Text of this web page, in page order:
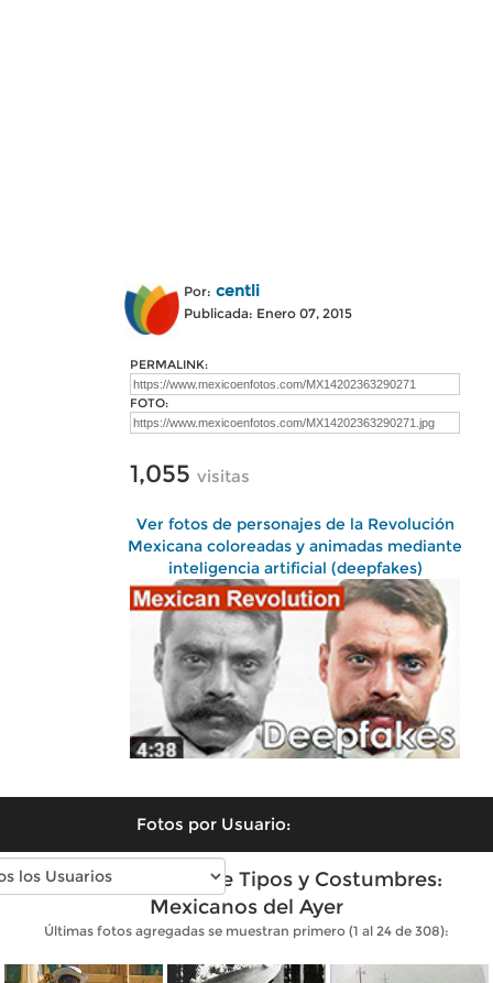
Por: centli
Publicada: Enero 07, 2015
PERMALINK:
FOTO:
1,055 visitas
Ver fotos de personajes de la Revolución
Mexicana coloreadas y animadas mediante
inteligencia artificial (deepfakes)
Fotos por Usuario:
Fotos antiguas de Tipos y Costumbres:
Mexicanos del Ayer
Últimas fotos agregadas se muestran primero (1 al 24 de 308):